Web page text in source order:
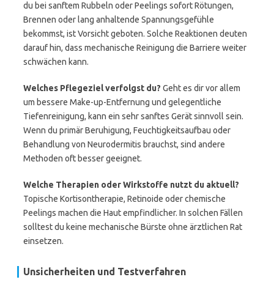
du bei sanftem Rubbeln oder Peelings sofort Rötungen,
Brennen oder lang anhaltende Spannungsgefühle
bekommst, ist Vorsicht geboten. Solche Reaktionen deuten
darauf hin, dass mechanische Reinigung die Barriere weiter
schwächen kann.
Welches Pflegeziel verfolgst du? Geht es dir vor allem
um bessere Make-up-Entfernung und gelegentliche
Tiefenreinigung, kann ein sehr sanftes Gerät sinnvoll sein.
Wenn du primär Beruhigung, Feuchtigkeitsaufbau oder
Behandlung von Neurodermitis brauchst, sind andere
Methoden oft besser geeignet.
Welche Therapien oder Wirkstoffe nutzt du aktuell?
Topische Kortisontherapie, Retinoide oder chemische
Peelings machen die Haut empfindlicher. In solchen Fällen
solltest du keine mechanische Bürste ohne ärztlichen Rat
einsetzen.
Unsicherheiten und Testverfahren